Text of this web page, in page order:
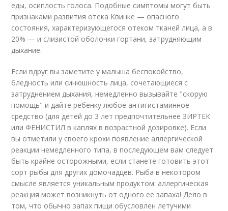
еды, осиплость голоса. Подобные симптомы могут быть
признаками развития отека Квинке — опасного
состояния, характеризующегося отеком тканей лица, а в
20% — и слизистой оболочки гортани, затрудняющим
дыхание.
Если вдруг вы заметите у малыша беспокойство,
бледность или синюшность лица, сочетающиеся с
затруднением дыхания, немедленно вызывайте "скорую
помощь" и дайте ребенку любое антигистаминное
средство (для детей до 3 лет предпочтительнее ЗИРТЕК
или ФЕНИСТИЛ в каплях в возрастной дозировке). Если
вы отметили у своего крохи появление аллергической
реакции немедленного типа, в последующем вам следует
быть крайне осторожными, если станете готовить этот
сорт рыбы для других домочадцев. Рыба в некотором
смысле является уникальным продуктом: аллергическая
реакция может возникнуть от одного ее запаха! Дело в
том, что обычно запах пищи обусловлен летучими